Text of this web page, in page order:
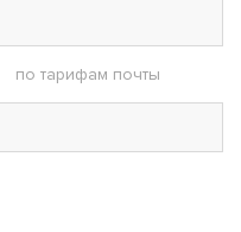
по тарифам почты